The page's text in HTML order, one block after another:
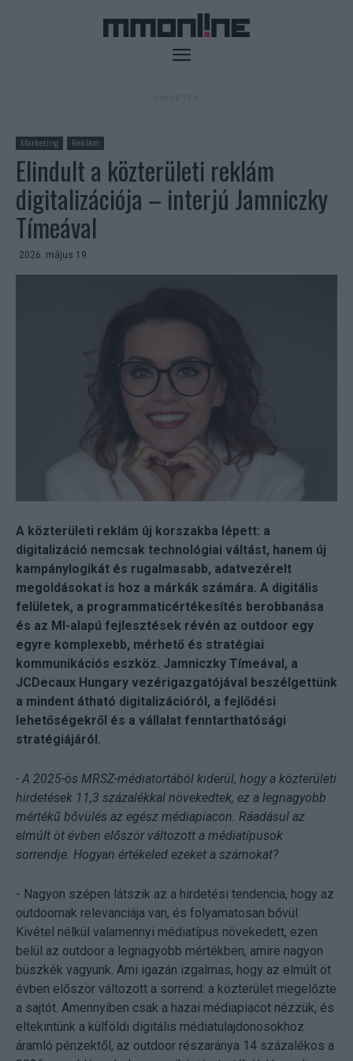
Marketing Reklám
Elindult a közterületi reklám
digitalizációja – interjú Jamniczky
Tímeával
2026. május 19.
A közterületi reklám új korszakba lépett: a
digitalizáció nemcsak technológiai váltást, hanem új
kampánylogikát és rugalmasabb, adatvezérelt
megoldásokat is hoz a márkák számára. A digitális
felületek, a programmaticértékesítés berobbanása
és az MI-alapú fejlesztések révén az outdoor egy
egyre komplexebb, mérhető és stratégiai
kommunikációs eszköz. Jamniczky Tímeával, a
JCDecaux Hungary vezérigazgatójával beszélgettünk
a mindent átható digitalizációról, a fejlődési
lehetőségekről és a vállalat fenntarthatósági
stratégiájáról.
- A 2025-ös MRSZ-médiatortából kiderül, hogy a közterületi
hirdetések 11,3 százalékkal növekedtek, ez a legnagyobb
mértékű bővülés az egész médiapiacon. Ráadásul az
elmúlt öt évben először változott a médiatípusok
sorrendje. Hogyan értékeled ezeket a számokat?
- Nagyon szépen látszik az a hirdetési tendencia, hogy az
outdoornak relevanciája van, és folyamatosan bővül.
Kivétel nélkül valamennyi médiatípus növekedett, ezen
belül az outdoor a legnagyobb mértékben, amire nagyon
büszkék vagyunk. Ami igazán izgalmas, hogy az elmúlt öt
évben először változott a sorrend: a közterület megelőzte
a sajtót. Amennyiben csak a hazai médiapiacot nézzük, és
eltekintünk a külföldi digitális médiatulajdonosokhoz
áramló pénzektől, az outdoor részaránya 14 százalékos a